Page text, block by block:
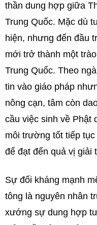
thần dung hợp giữa
Trung Quốc. Mặc dù
hiện, nhưng đến đầu
mới trở thành một
Trung Quốc. Theo
tin vào giáo pháp
nông cạn, tâm còn
cầu việc sinh về
môi trường tốt tiếp
để đạt đến quả vị giải
Sự đối kháng mạnh
tông là nguyên nhân
xướng sự dung hợp